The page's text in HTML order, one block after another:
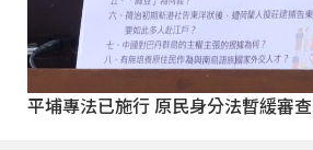
平埔專法已施行 原民身分法暫緩審查